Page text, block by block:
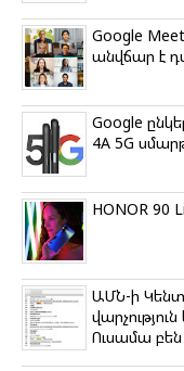
Google
անվճար է
Google
4A 5G
HONOR 90
ԱՄՆ-ի
Ուսամա